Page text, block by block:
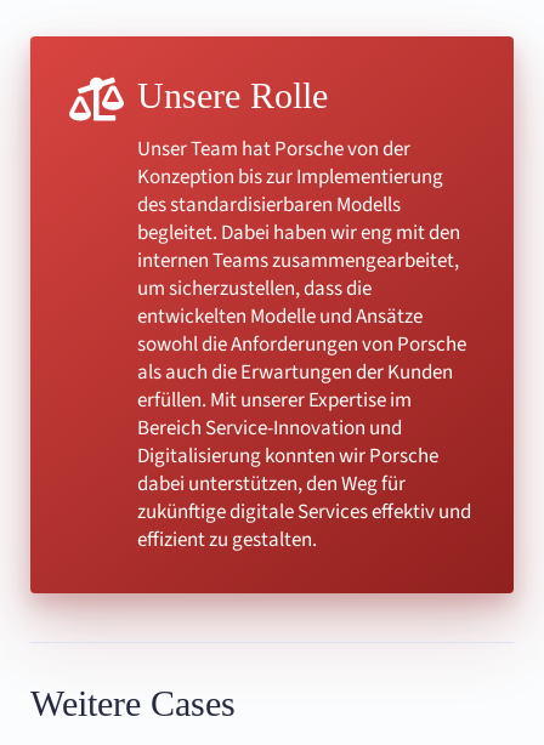
Unsere Rolle
Unser Team hat Porsche von der
Konzeption bis zur Implementierung
des standardisierbaren Modells
begleitet. Dabei haben wir eng mit den
internen Teams zusammengearbeitet,
um sicherzustellen, dass die
entwickelten Modelle und Ansätze
sowohl die Anforderungen von Porsche
als auch die Erwartungen der Kunden
erfüllen. Mit unserer Expertise im
Bereich Service-Innovation und
Digitalisierung konnten wir Porsche
dabei unterstützen, den Weg für
zukünftige digitale Services effektiv und
effizient zu gestalten.
Weitere Cases